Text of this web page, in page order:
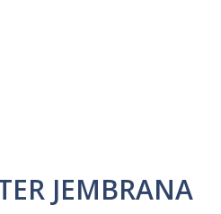
JEMBRANA